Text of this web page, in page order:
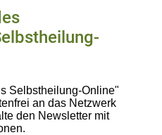
Selbstheilung-Online"
an das Netzwerk
den Newsletter mit